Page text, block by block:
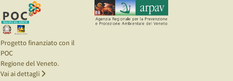
Progetto finanziato con il
POC
Regione del Veneto.
Vai ai dettagli